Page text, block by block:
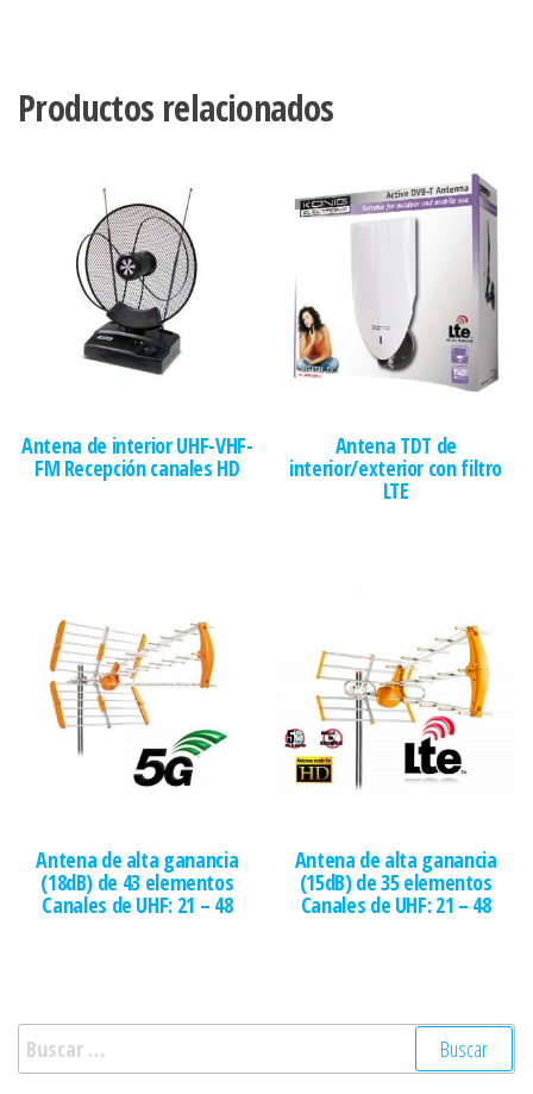
Productos relacionados
Antena de interior UHF-VHF-
FM Recepción canales HD
Antena TDT de
interior/exterior con filtro
LTE
Antena de alta ganancia
(18dB) de 43 elementos
Canales de UHF: 21 – 48
Antena de alta ganancia
(15dB) de 35 elementos
Canales de UHF: 21 – 48
Buscar: